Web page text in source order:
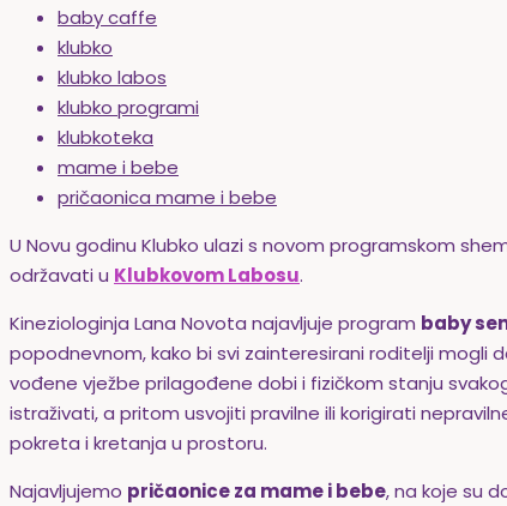
baby caffe
klubko
klubko labos
klubko programi
klubkoteka
mame i bebe
pričaonica mame i bebe
U Novu godinu Klubko ulazi s novom programskom
održavati u Klubkovom Labosu.
Kineziologinja Lana Novota najavljuje program baby
popodnevnom, kako bi svi zainteresirani roditelji mogli
vođene vježbe prilagođene dobi i fizičkom stanju
istraživati, a pritom usvojiti pravilne ili korigirati
pokreta i kretanja u prostoru.
Najavljujemo pričaonice za mame i bebe, na koje su